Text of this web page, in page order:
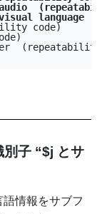
language
code)
別子 “$j とサ
情報をサブフ